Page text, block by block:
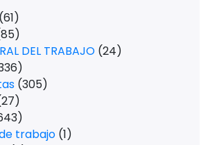
(61)
DEL TRABAJO (24)
(305)
trabajo (1)